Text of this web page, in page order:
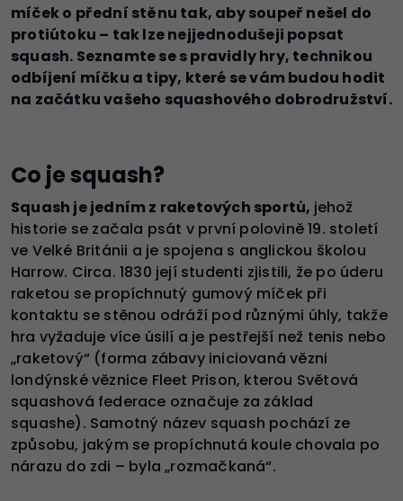
míček o přední stěnu tak, aby soupeř nešel do
protiútoku – tak lze nejjednodušeji popsat
squash. Seznamte se s pravidly hry, technikou
odbíjení míčku a tipy, které se vám budou hodit
na začátku vašeho squashového dobrodružství.
Co je squash?
Squash je jedním z raketových sportů, jehož
historie se začala psát v první polovině 19. století
ve Velké Británii a je spojena s anglickou školou
Harrow. Circa. 1830 její studenti zjistili, že po úderu
raketou se propíchnutý gumový míček při
kontaktu se stěnou odráží pod různými úhly, takže
hra vyžaduje více úsilí a je pestřejší než tenis nebo
„raketový“ (forma zábavy iniciovaná vězni
londýnské věznice Fleet Prison, kterou Světová
squashová federace označuje za základ
squashe). Samotný název squash pochází ze
způsobu, jakým se propíchnutá koule chovala po
nárazu do zdi – byla „rozmačkaná“.